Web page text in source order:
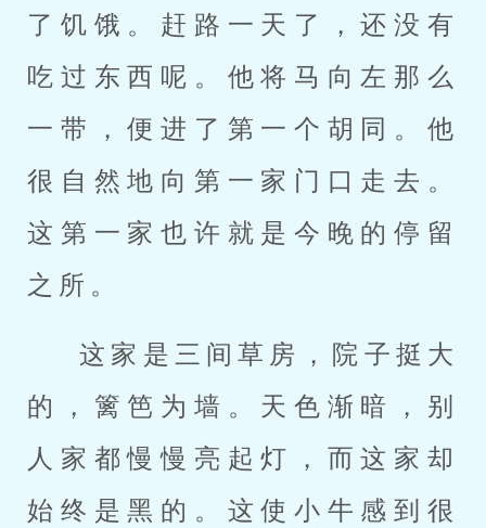
了饥饿。赶路一天了，还没有
吃过东西呢。他将马向左那么
一带，便进了第一个胡同。他
很自然地向第一家门口走去。
这第一家也许就是今晚的停留
之所。
这家是三间草房，院子挺大
的，篱笆为墙。天色渐暗，别
人家都慢慢亮起灯，而这家却
始终是黑的。这使小牛感到很